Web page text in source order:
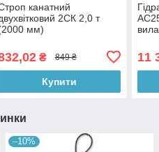
канатний
2СК 2,0 т
мм)
₴ 849 ₴
Купити
11
–10%